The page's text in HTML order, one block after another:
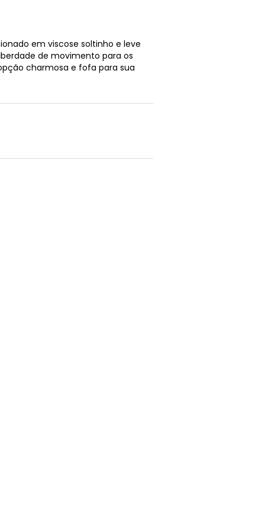
em viscose soltinho e leve
de movimento para os
charmosa e fofa para sua